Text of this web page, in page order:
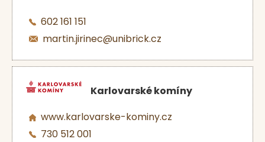
602 161 151
martin.jirinec@unibrick.cz
Karlovarské komíny
www.karlovarske-kominy.cz
730 512 001